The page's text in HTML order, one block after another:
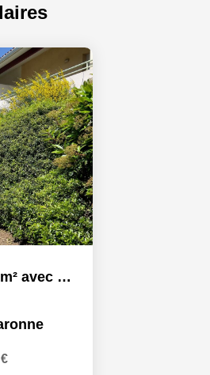
T3 traversant 62 m² avec grande terrasse et 2 parkings